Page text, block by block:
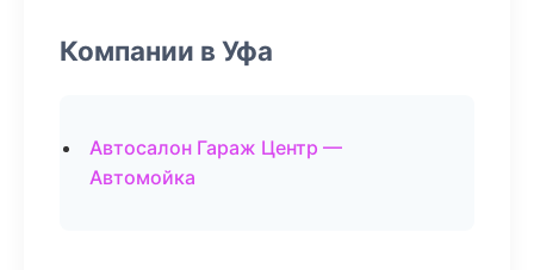
Компании в Уфа
Автосалон Гараж Центр —
Автомойка